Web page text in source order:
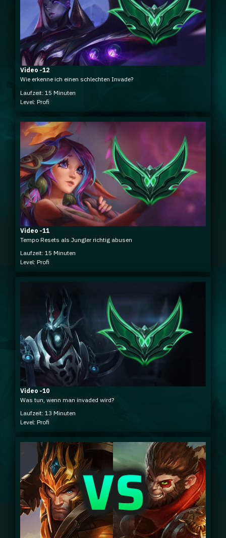
Video -12
Wie erkenne ich einen schlechten Invade?
Laufzeit: 15 Minuten
Level: Profi
Video -11
Tempo Resets als Jungler richtig abusen
Laufzeit: 15 Minuten
Level: Profi
Video -10
Was tun, wenn man invaded wird?
Laufzeit: 13 Minuten
Level: Profi